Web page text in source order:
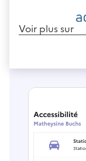
Voir plus sur